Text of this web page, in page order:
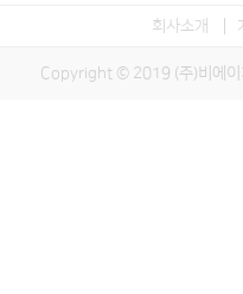
회사소개
Copyright © 2019 (주)비에이